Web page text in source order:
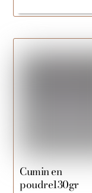
Cumin en
poudre130gr